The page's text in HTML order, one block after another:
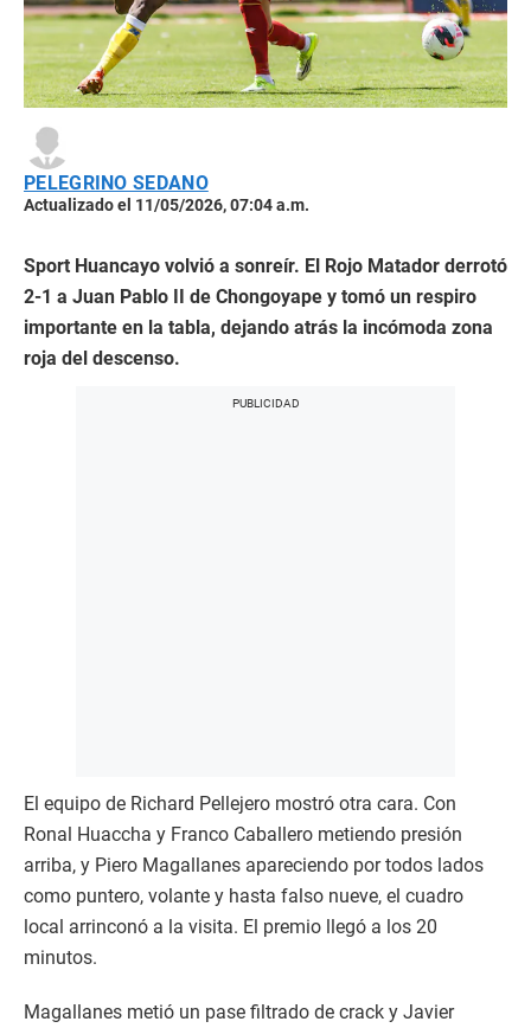
PELEGRINO SEDANO
Actualizado el 11/05/2026, 07:04 a.m.
Sport Huancayo volvió a sonreír. El Rojo Matador derrotó
2-1 a Juan Pablo II de Chongoyape y tomó un respiro
importante en la tabla, dejando atrás la incómoda zona
roja del descenso.
El equipo de Richard Pellejero mostró otra cara. Con
Ronal Huaccha y Franco Caballero metiendo presión
arriba, y Piero Magallanes apareciendo por todos lados
como puntero, volante y hasta falso nueve, el cuadro
local arrinconó a la visita. El premio llegó a los 20
minutos.
Magallanes metió un pase filtrado de crack y Javier